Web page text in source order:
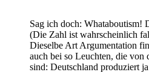
Sag ich doch: Whataboutism!
(Die Zahl ist wahrscheinlich
Dieselbe Art Argumentation
auch bei so Leuchten, die von
sind: Deutschland produziert